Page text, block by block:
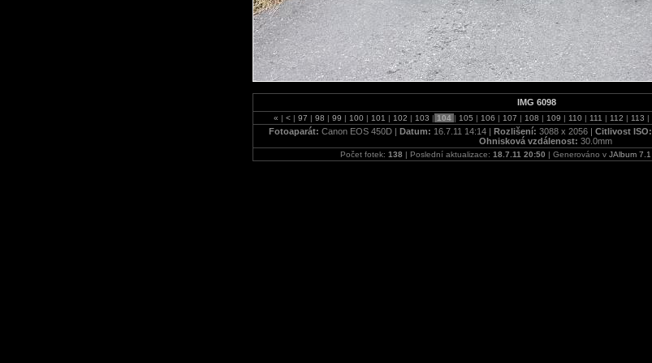
IMG 6098
« | < | 97 | 98 | 99 | 100 | 101 | 102 | 103 | 104 | 105 | 106 | 107 | 108 | 109 | 110 | 111 | 112 | 113 |
Fotoaparát: Canon EOS 450D | Datum: 16.7.11 14:14 | Rozlišení: 3088 x 2056 | Citlivost ISO:
Ohnisková vzdálenost: 30.0mm
Počet fotek: 138 | Poslední aktualizace: 18.7.11 20:50 | Generováno v JAlbum 7.1